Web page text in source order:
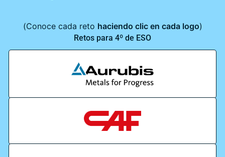
(Conoce cada reto haciendo clic en cada logo)
Retos para 4º de ESO